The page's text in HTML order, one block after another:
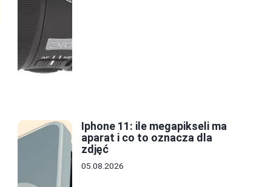
Iphone 11: ile megapikseli ma
aparat i co to oznacza dla
zdjęć
05.08.2026